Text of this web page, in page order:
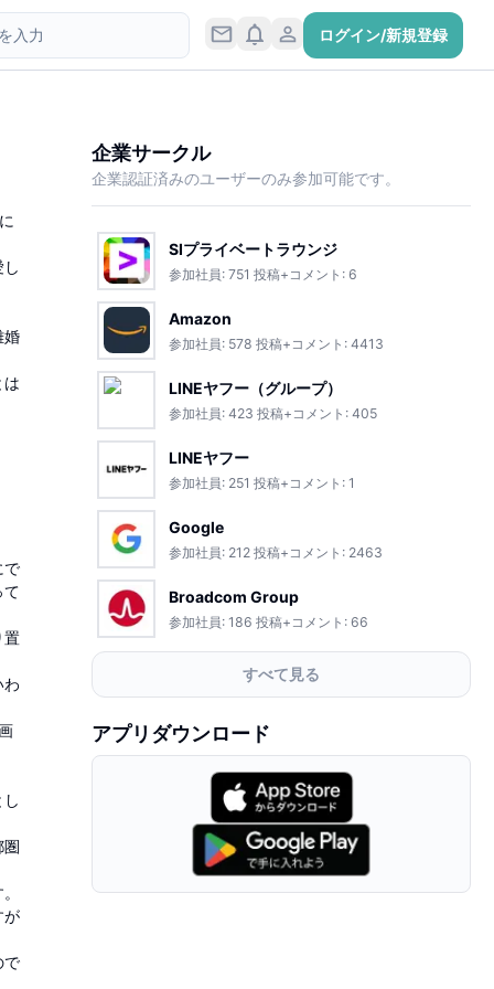
ログイン/新規登録
婚
は
で
て
置
わ
圏
が
で
企業サークル
企業認証済みのユーザーのみ参加可能です。
SIプライベートラウンジ
参加社員: 751 投稿+コメント: 6
Amazon
参加社員: 578 投稿+コメント: 4413
LINEヤフー（グループ）
参加社員: 423 投稿+コメント: 405
LINEヤフー
参加社員: 251 投稿+コメント: 1
Google
参加社員: 212 投稿+コメント: 2463
Broadcom Group
参加社員: 186 投稿+コメント: 66
すべて見る
アプリダウンロード